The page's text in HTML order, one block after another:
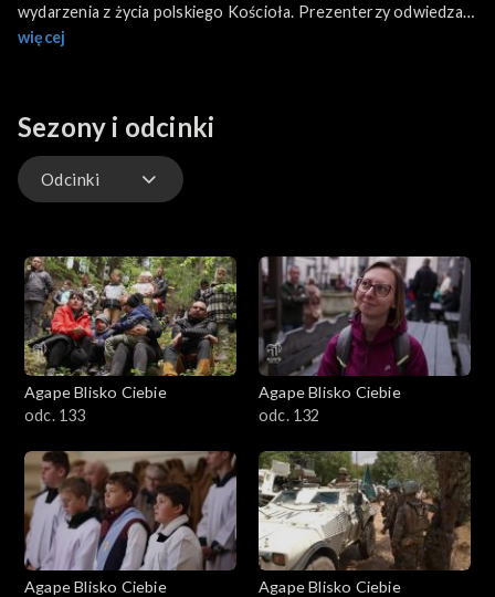
wydarzenia z życia polskiego Kościoła. Prezenterzy odwiedzają
różne miejsca w kraju w poszukiwaniu ciekawych inicjatyw
więcej
Sezony i odcinki
Odcinki
Agape Blisko Ciebie
odc. 133
Agape Blisko Ciebie
odc. 132
Agape Blisko Ciebie
Agape Blisko Ciebie